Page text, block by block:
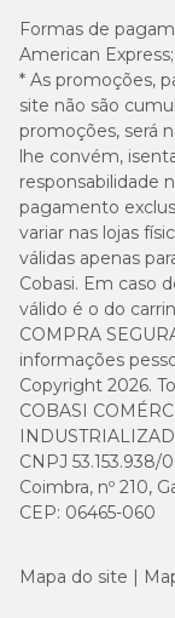
Formas de
American
* As promoções,
site não são
promoções, será
lhe convém,
responsabilidade
pagamento
variar nas lojas
válidas apenas
Cobasi. Em caso
válido é o do
COMPRA
informações
Copyright 2026.
COBASI
CNPJ 53.153.938/
Coimbra, nº 210,
CEP: 06465-060
Mapa do site